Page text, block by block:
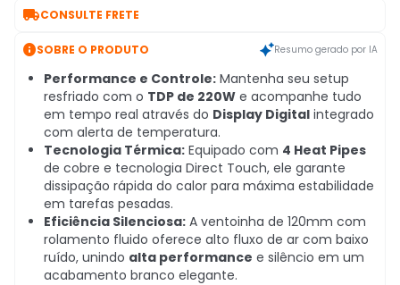
CONSULTE FRETE
SOBRE O PRODUTO Resumo gerado por IA
Performance e Controle: Mantenha seu setup
resfriado com o TDP de 220W e acompanhe tudo
em tempo real através do Display Digital integrado
com alerta de temperatura.
Tecnologia Térmica: Equipado com 4 Heat Pipes
de cobre e tecnologia Direct Touch, ele garante
dissipação rápida do calor para máxima estabilidade
em tarefas pesadas.
Eficiência Silenciosa: A ventoinha de 120mm com
rolamento fluido oferece alto fluxo de ar com baixo
ruído, unindo alta performance e silêncio em um
acabamento branco elegante.